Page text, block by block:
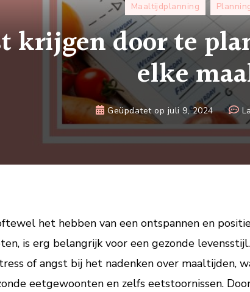
Maaltijdplanning
krijgen door te
elke
Geüpdatet op juli 9, 2024
het hebben van een ontspannen en
is erg belangrijk voor een gezonde
of angst bij het nadenken over maaltijden,
eetgewoonten en zelfs eetstoornissen.